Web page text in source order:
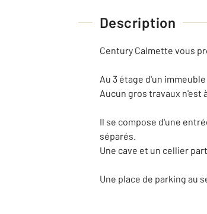
Description
Century Calmette vous
Au 3 étage d'un
Aucun gros travaux n'est
Il se compose d'une
séparés.
Une cave et un cellier
Une place de parking au